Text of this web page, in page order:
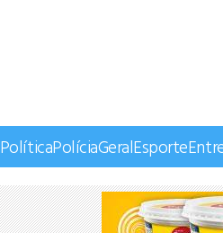
PolíticaPolíciaGeralEsporte